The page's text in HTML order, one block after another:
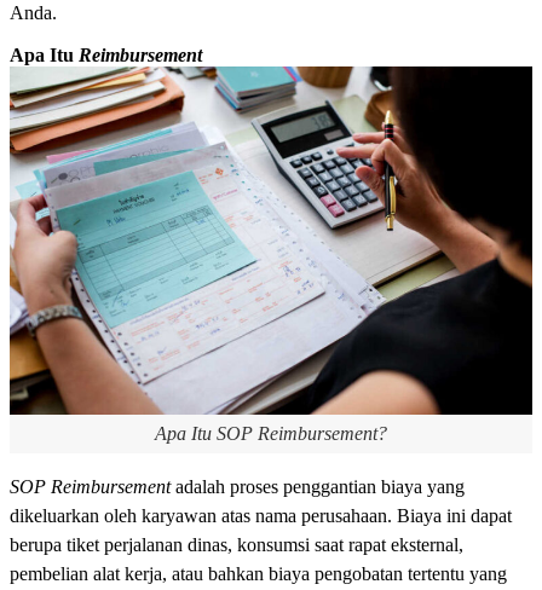
Anda.
Apa Itu Reimbursement
Apa Itu SOP Reimbursement?
SOP Reimbursementadalah proses penggantian biaya yang
dikeluarkan oleh karyawan atas nama perusahaan. Biaya ini dapat
berupa tiket perjalanan dinas, konsumsi saat rapat eksternal,
pembelian alat kerja, atau bahkan biaya pengobatan tertentu yang